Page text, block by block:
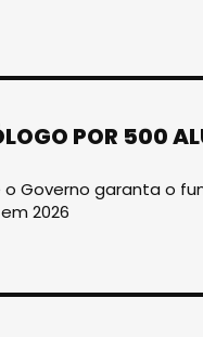
POR 500
Governo garanta o
2026